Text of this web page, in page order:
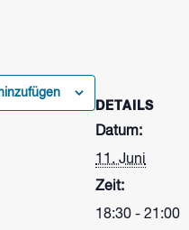
DETAILS
Datum:
11. Juni
Zeit:
18:30 - 21:00